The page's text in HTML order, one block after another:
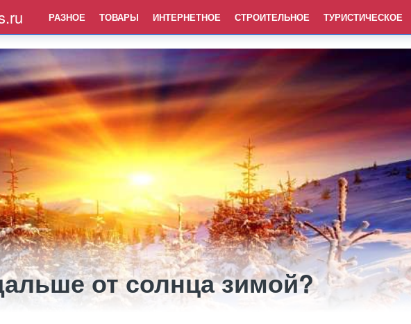
РАЗНОЕ ТОВАРЫ ИНТЕРНЕТНОЕ СТРОИТЕЛЬНОЕ ТУРИСТИЧЕСКОЕ
от солнца зимой?